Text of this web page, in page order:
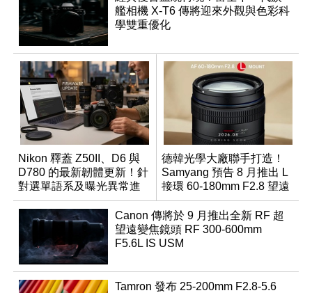
艦相機 X-T6 傳將迎來外觀與色彩科
學雙重優化
Nikon 釋蓋 Z50II、D6 與
D780 的最新韌體更新！針
對選單語系及曝光異常進
行修復
德韓光學大廠聯手打造！
Samyang 預告 8 月推出 L
接環 60-180mm F2.8 望遠
變焦鏡
Canon 傳將於 9 月推出全新 RF 超
望遠變焦鏡頭 RF 300-600mm
F5.6L IS USM
Tamron 發布 25-200mm F2.8-5.6